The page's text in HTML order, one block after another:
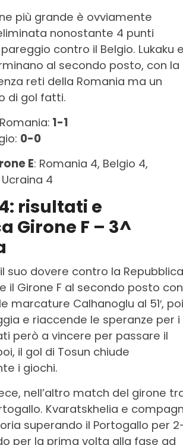
più grande è ovviamente
nonostante 4 punti
contro il Belgio. Lukaku
al secondo posto, con la
reti della Romania ma un
di gol fatti.
1-1
0-0
E: Romania 4, Belgio 4,
4
risultati e
Girone F – 3^
suo dovere contro la Repubblica
il Girone F al secondo posto con
marcature Calhanoglu al 51′, poi
e riaccende le speranze per i
però a vincere per passare il
il gol di Tosun chiude
i giochi.
nell’altro match del girone
Kvaratskhelia e
superando il Portogallo per
per la prima volta alla fase ad